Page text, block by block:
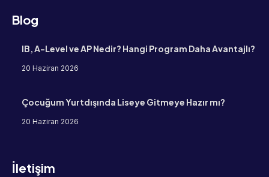
Blog
IB, A-Level ve AP Nedir? Hangi Program Daha Avantajlı?
20 Haziran 2026
Çocuğum Yurtdışında Liseye Gitmeye Hazır mı?
20 Haziran 2026
İletişim